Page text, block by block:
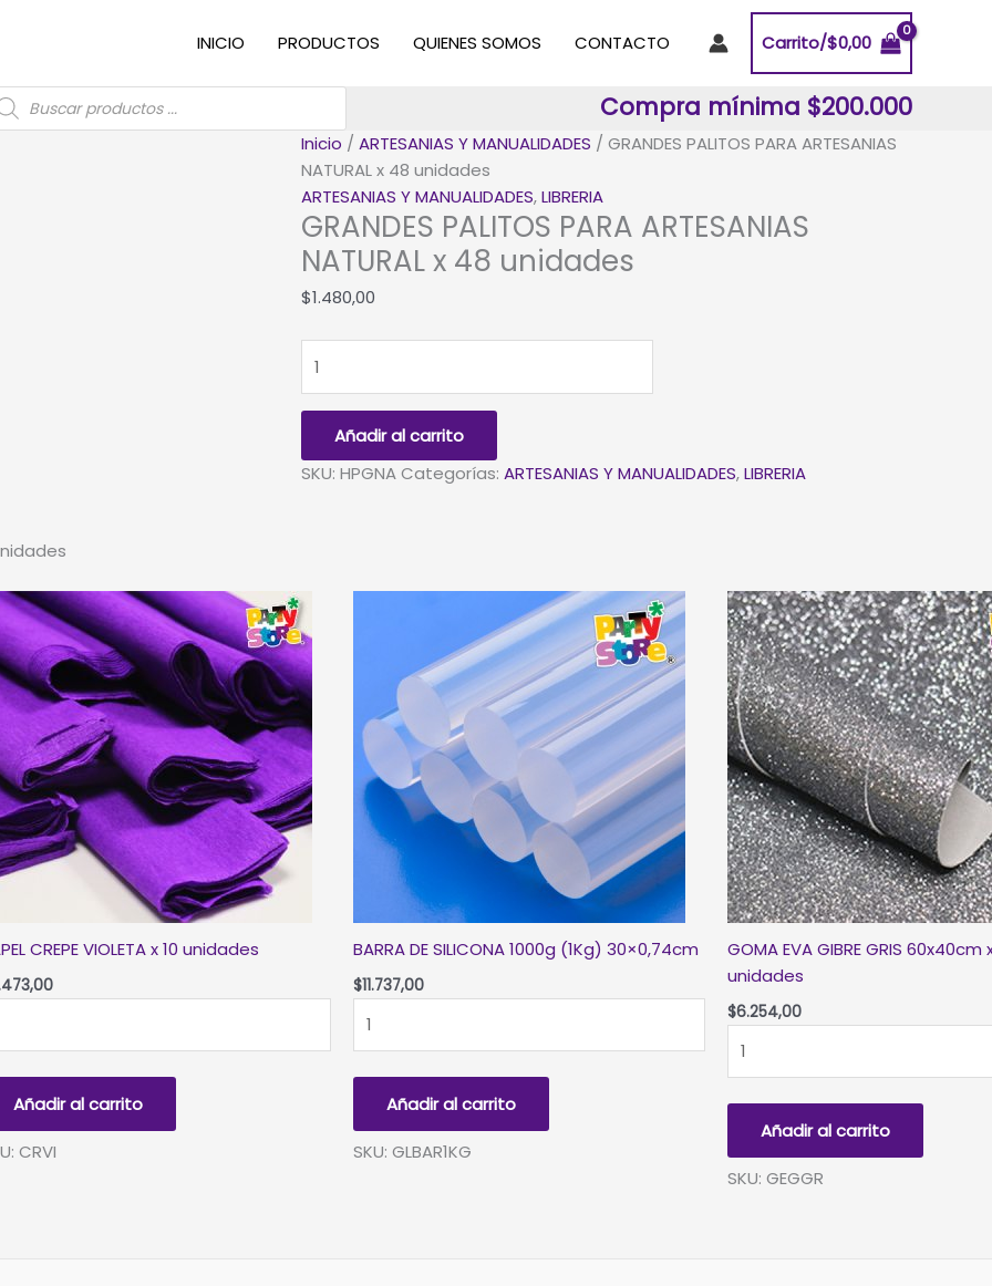
INICIO PRODUCTOS QUIENES SOMOS CONTACTO Carrito/$0,00
Compra mínima $200.000
Inicio / ARTESANIAS Y MANUALIDADES / GRANDES PALITOS PARA ARTESANIAS
NATURAL x 48 unidades
ARTESANIAS Y MANUALIDADES,LIBRERIA
GRANDES PALITOS PARA ARTESANIAS
NATURAL x 48 unidades
$1.480,00
PALITOS
PARA
ARTESANIAS
NATURAL
x
Añadir al carrito
SKU: HPGNACategorías: ARTESANIAS Y MANUALIDADES,LIBRERIA
CREPE VIOLETA x 10 unidades
Añadir al carrito
CRVI
BARRA DE SILICONA 1000g (1Kg) 30×0,74cm
$11.737,00
DE
(1Kg)
30x0,74cm
Añadir al carrito
SKU: GLBAR1KG
GOMA EVA GIBRE GRIS 60x40cm
unidades
$6.254,00
EVA
60x40cm
x
Añadir al carrito
SKU: GEGGR